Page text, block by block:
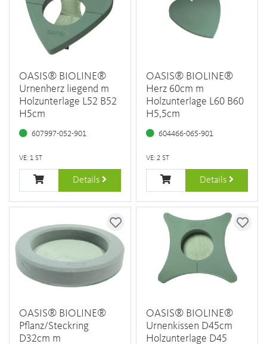
OASIS® BIOLINE®
Urnenherz liegend m
Holzunterlage L52 B52
H5cm
607997-052-901
VE: 1 ST
Details
OASIS® BIOLINE®
Herz 60cm m
Holzunterlage L60 B60
H5,5cm
604466-065-901
VE: 2 ST
Details
OASIS® BIOLINE®
Pflanz/Steckring
D32cm m
OASIS® BIOLINE®
Urnenkissen D45cm
Holzunterlage D45